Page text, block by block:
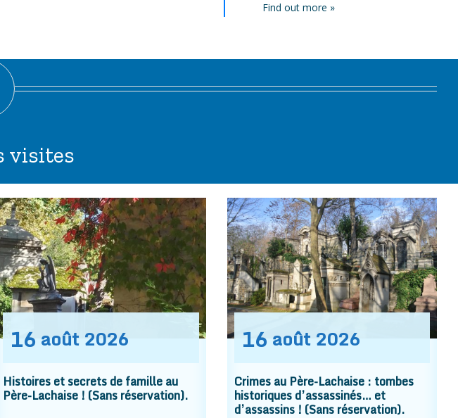
Find out more »
visites
16 août 2026
Histoires et secrets de famille au
Père-Lachaise ! (Sans réservation).
16 août 2026
Crimes au Père-Lachaise : tombes
historiques d’assassinés… et
d’assassins ! (Sans réservation).